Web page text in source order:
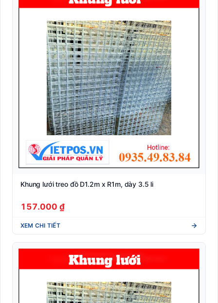
Khung lưới treo đồ D1.2m x R1m, dày 3.5 li
157.000 ₫
XEM CHI TIẾT